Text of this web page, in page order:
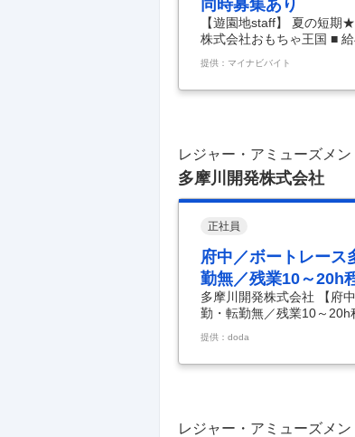
同時募集あり
【遊園地staff】 夏の短期
株式会社おもちゃ王国 ■
日7時間以上 ■ アクセス
★7/18(土)～8/31(月)／ 「
週間の短期も相談OK！
提供：マイナビバイト
レジャー・アミューズメン
多摩川開発株式会社
正社員
府中／ボートレース
勤無／残業10～20h
多摩川開発株式会社 【府
勤・転勤無／残業10～20h
備担当）◆西武G／夜勤
理からのキャリアチェン
善提案の企画など意見を
プの安定感を背景に、経
提供：doda
レジャー・アミューズメン